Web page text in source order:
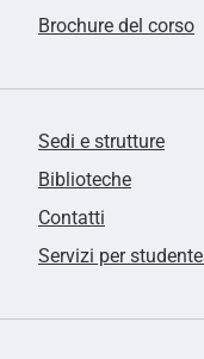
Brochure del corso
Sedi e strutture
Biblioteche
Contatti
Servizi per